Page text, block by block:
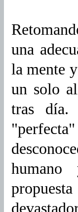
una
la mente
un solo
tras día.
humano